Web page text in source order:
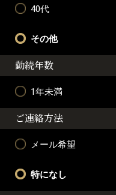
40代
その他
勤続年数
1年未満
ご連絡方法
メール希望
特になし